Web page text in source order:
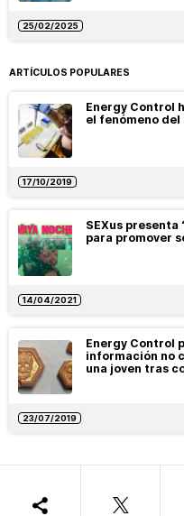
25/02/2025
ARTÍCULOS POPULARES
Energy Control
el fenómeno del
17/10/2019
SEXus presenta
para promover
14/04/2021
Energy Control
información no
una joven tras
23/07/2019